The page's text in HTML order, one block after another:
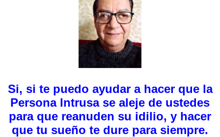
Si, si te puedo ayudar a hacer que la
Persona Intrusa se aleje de ustedes
para que reanuden su idilio, y hacer
que tu sueño te dure para siempre.